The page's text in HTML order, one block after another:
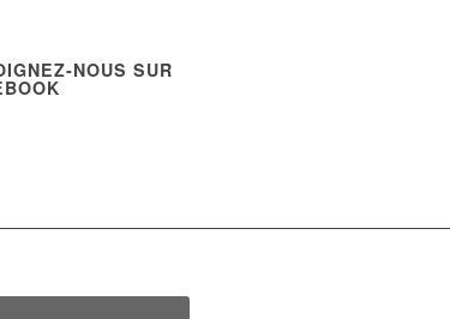
NOUS SUR